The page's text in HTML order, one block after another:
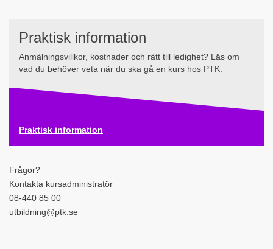
Praktisk information
Anmälningsvillkor, kostnader och rätt till ledighet? Läs om
vad du behöver veta när du ska gå en kurs hos PTK.
Praktisk information
Frågor?
Kontakta kursadministratör
08-440 85 00
utbildning@ptk.se